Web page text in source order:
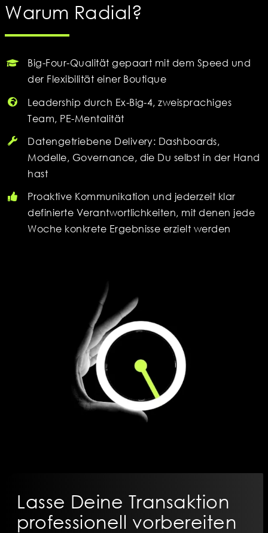
Warum Radial?
Big-Four-Qualität gepaart mit dem Speed und
der Flexibilität einer Boutique
Leadership durch Ex-Big-4, zweisprachiges
Team, PE-Mentalität
Datengetriebene Delivery: Dashboards,
Modelle, Governance, die Du selbst in der Hand
hast
Proaktive Kommunikation und jederzeit klar
definierte Verantwortlichkeiten, mit denen jede
Woche konkrete Ergebnisse erzielt werden
Lasse Deine Transaktion
professionell vorbereiten